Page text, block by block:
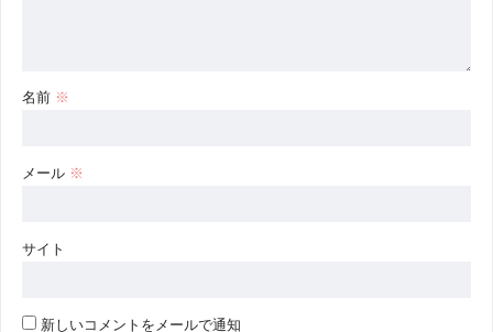
名前 ※
メール ※
サイト
新しいコメントをメールで通知